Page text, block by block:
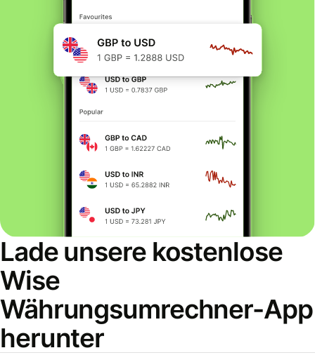
Lade unsere kostenlose
Wise
Währungsumrechner-App
herunter